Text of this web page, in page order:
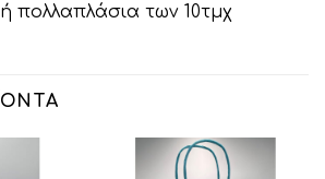
ή πολλαπλάσια των 10τμχ